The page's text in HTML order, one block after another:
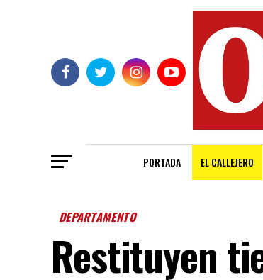
PORTADA EL CALLEJERO
DEPARTAMENTO
Restituyen